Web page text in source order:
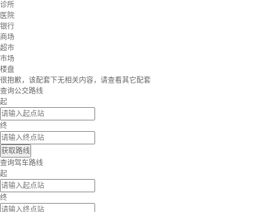
诊所
医院
银行
商场
超市
市场
楼盘
很抱歉，该配套下无相关内容，请查看其它配套
查询公交路线
起
终
获取路线
查询驾车路线
起
终